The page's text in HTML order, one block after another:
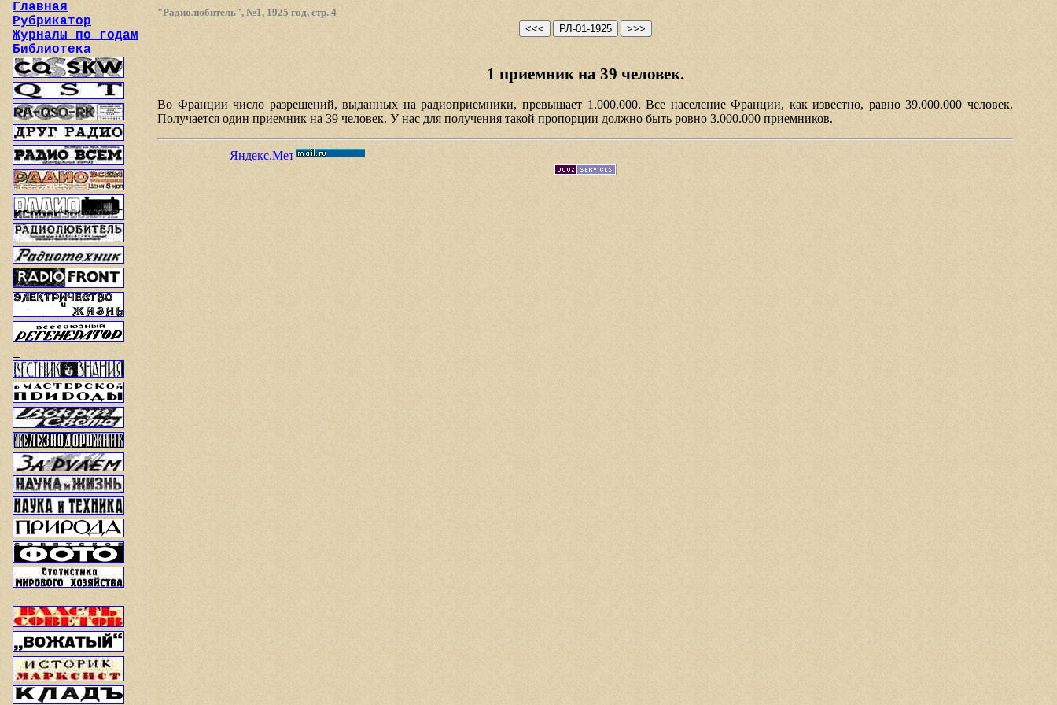
Главная
Рубрикатор
Журналы по годам
Библиотека
"Радиолюбитель", №1, 1925 год, стр. 4
1 приемник на 39 человек.
Во Франции число разрешений, выданных на радиоприемники, превышает 1.000.000. Все население Франции, как известно, равно 39.000.000 человек.
Получается один приемник на 39 человек. У нас для получения такой пропорции должно быть ровно 3.000.000 приемников.